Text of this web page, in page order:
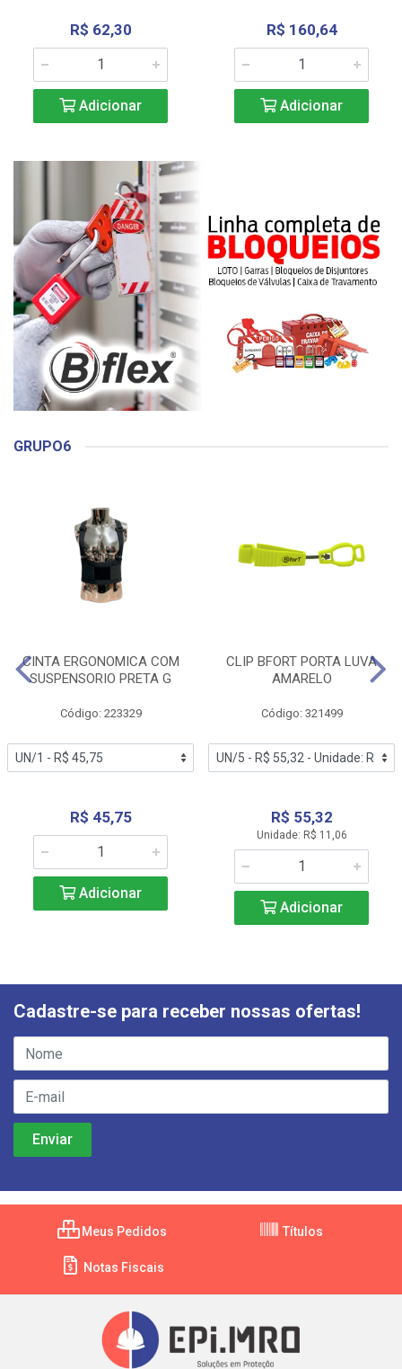
R$ 62,30
Adicionar
R$ 160,64
Adicionar
GRUPO6
CINTA ERGONOMICA COM
SUSPENSORIO PRETA G
Código: 223329
R$ 45,75
Adicionar
CLIP BFORT PORTA LUVA
AMARELO
Código: 321499
R$ 55,32
Unidade: R$ 11,06
Adicionar
Cadastre-se para receber nossas ofertas!
Meus Pedidos Títulos
Notas Fiscais